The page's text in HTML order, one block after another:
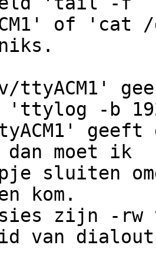
of 'cat /
ttyACM1'
'ttylog -b
geeft
dan moet ik
sluiten
kom.
zijn -
van